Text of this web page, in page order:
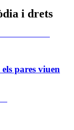
i drets
pares viuen